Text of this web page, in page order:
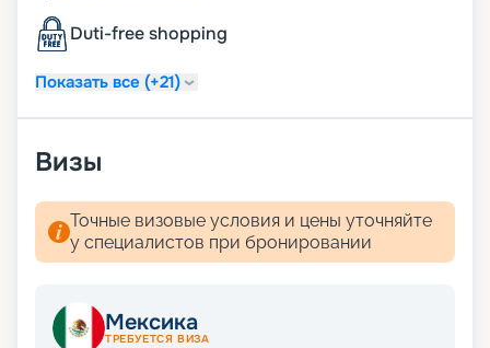
Duti-free shopping
Показать все (+21)
Визы
Точные визовые условия и цены уточняйте
у специалистов при бронировании
Мексика
ТРЕБУЕТСЯ ВИЗА